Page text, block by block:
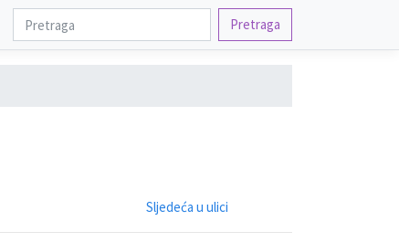
Pretraga
Sljedeća u ulici